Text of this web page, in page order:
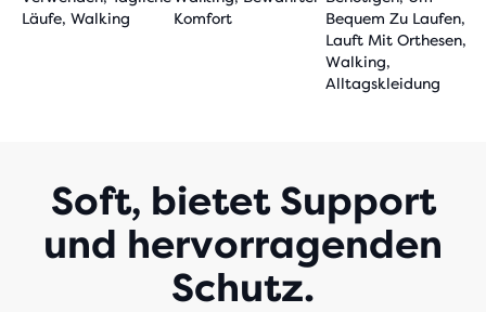
Läufe, Walking
Komfort
Bequem Zu Laufen,
Lauft Mit Orthesen,
Walking,
Alltagskleidung
Soft, bietet Support
und hervorragenden
Schutz.